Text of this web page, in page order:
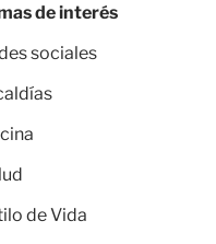
de interés
sociales
de Vida